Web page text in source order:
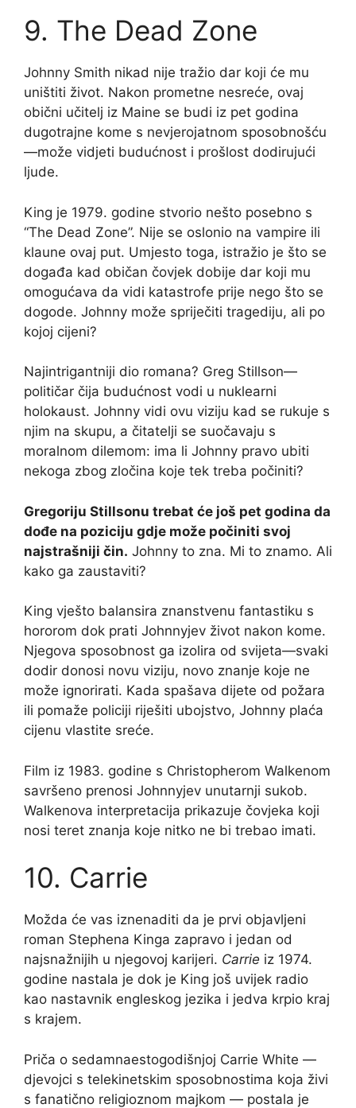
9. The Dead Zone
Johnny Smith nikad nije tražio dar koji će mu
uništiti život. Nakon prometne nesreće, ovaj
obični učitelj iz Maine se budi iz pet godina
dugotrajne kome s nevjerojatnom sposobnošću
—može vidjeti budućnost i prošlost dodirujući
ljude.
King je 1979. godine stvorio nešto posebno s
“The Dead Zone”. Nije se oslonio na vampire ili
klaune ovaj put. Umjesto toga, istražio je što se
događa kad običan čovjek dobije dar koji mu
omogućava da vidi katastrofe prije nego što se
dogode. Johnny može spriječiti tragediju, ali po
kojoj cijeni?
Najintrigantniji dio romana? Greg Stillson—
političar čija budućnost vodi u nuklearni
holokaust. Johnny vidi ovu viziju kad se rukuje s
njim na skupu, a čitatelji se suočavaju s
moralnom dilemom: ima li Johnny pravo ubiti
nekoga zbog zločina koje tek treba počiniti?
Gregoriju Stillsonu trebat će još pet godina da
dođe na poziciju gdje može počiniti svoj
najstrašniji čin. Johnny to zna. Mi to znamo. Ali
kako ga zaustaviti?
King vješto balansira znanstvenu fantastiku s
hororom dok prati Johnnyjev život nakon kome.
Njegova sposobnost ga izolira od svijeta—svaki
dodir donosi novu viziju, novo znanje koje ne
može ignorirati. Kada spašava dijete od požara
ili pomaže policiji riješiti ubojstvo, Johnny plaća
cijenu vlastite sreće.
Film iz 1983. godine s Christopherom Walkenom
savršeno prenosi Johnnyjev unutarnji sukob.
Walkenova interpretacija prikazuje čovjeka koji
nosi teret znanja koje nitko ne bi trebao imati.
10. Carrie
Možda će vas iznenaditi da je prvi objavljeni
roman Stephena Kinga zapravo i jedan od
najsnažnijih u njegovoj karijeri. Carrie iz 1974.
godine nastala je dok je King još uvijek radio
kao nastavnik engleskog jezika i jedva krpio kraj
s krajem.
Priča o sedamnaestogodišnjoj Carrie White —
djevojci s telekinetskim sposobnostima koja živi
s fanatično religioznom majkom — postala je